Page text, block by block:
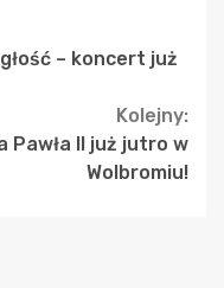
– koncert już
Kolejny:
Pawła II już jutro w
Wolbromiu!